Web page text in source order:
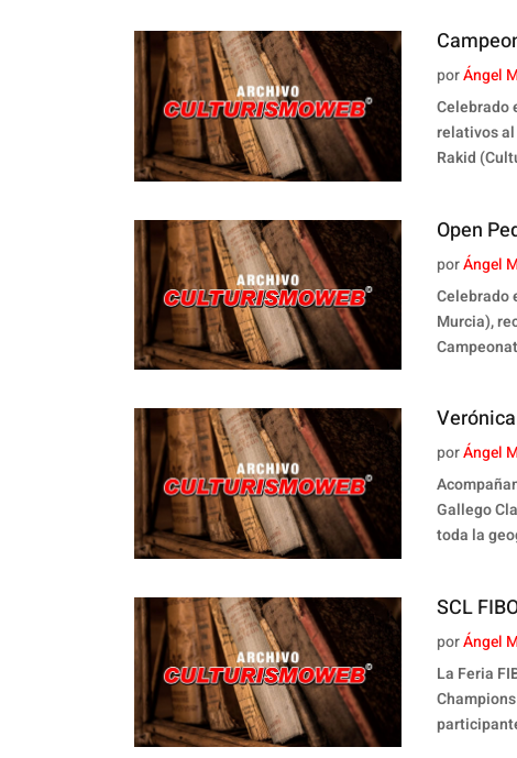
porÁngel
Celebrado
relativos
Rakid
Open
porÁngel
Celebrado
Murcia),
porÁngel
Gallego
toda la
SCL
porÁngel
La Feria